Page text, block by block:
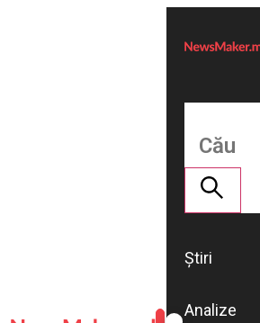
Știri
Analize